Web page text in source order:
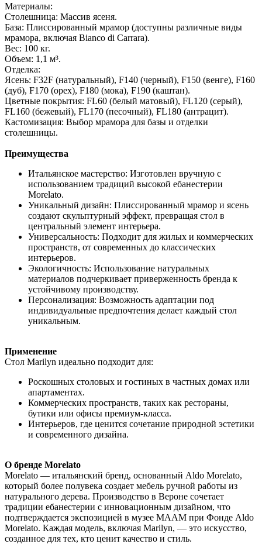
Материалы:
Столешница: Массив ясеня.
База: Плиссированный мрамор (доступны различные виды
мрамора, включая Bianco di Carrara).
Вес: 100 кг.
Объем: 1,1 м³.
Отделка:
Ясень: F32F (натуральный), F140 (черный), F150 (венге), F160
(дуб), F170 (орех), F180 (мока), F190 (каштан).
Цветные покрытия: FL60 (белый матовый), FL120 (серый),
FL160 (бежевый), FL170 (песочный), FL180 (антрацит).
Кастомизация: Выбор мрамора для базы и отделки
столешницы.
Преимущества
Итальянское мастерство: Изготовлен вручную с
использованием традиций высокой ебанестерии
Morelato.
Уникальный дизайн: Плиссированный мрамор и ясень
создают скульптурный эффект, превращая стол в
центральный элемент интерьера.
Универсальность: Подходит для жилых и коммерческих
пространств, от современных до классических
интерьеров.
Экологичность: Использование натуральных
материалов подчеркивает приверженность бренда к
устойчивому производству.
Персонализация: Возможность адаптации под
индивидуальные предпочтения делает каждый стол
уникальным.
Применение
Стол Marilyn идеально подходит для:
Роскошных столовых и гостиных в частных домах или
апартаментах.
Коммерческих пространств, таких как рестораны,
бутики или офисы премиум-класса.
Интерьеров, где ценится сочетание природной эстетики
и современного дизайна.
О бренде Morelato
Morelato — итальянский бренд, основанный Aldo Morelato,
который более полувека создает мебель ручной работы из
натурального дерева. Производство в Вероне сочетает
традиции ебанестерии с инновационным дизайном, что
подтверждается экспозицией в музее MAAM при Фонде Aldo
Morelato. Каждая модель, включая Marilyn, — это искусство,
созданное для тех, кто ценит качество и стиль.